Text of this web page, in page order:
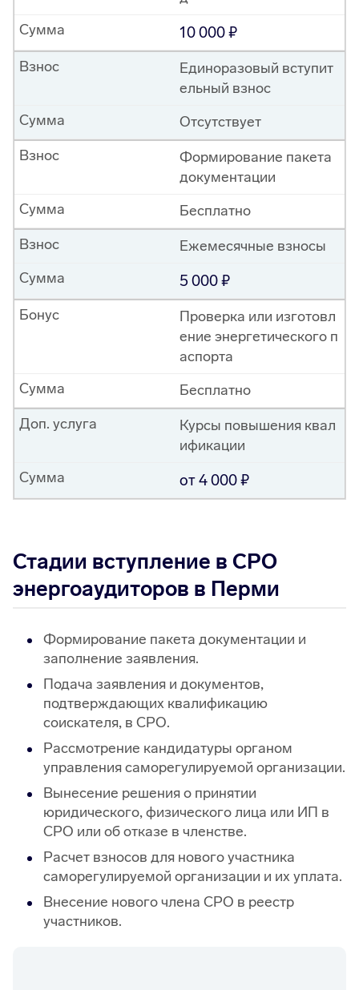
10 000
Сумма
Единоразовый вступит
ельный взнос
Взнос
Отсутствует
Сумма
Формирование пакета
документации
Взнос
Бесплатно
Сумма
Ежемесячные взносы
Взнос
5 000
Сумма
Проверка или изготовл
ение энергетического п
аспорта
Бонус
Бесплатно
Сумма
Курсы повышения квал
ификации
Доп. услуга
от 4 000
Сумма
Стадии вступление в СРО
энергоаудиторов в Перми
Формирование пакета документации и
заполнение заявления.
Подача заявления и документов,
подтверждающих квалификацию
соискателя, в СРО.
Рассмотрение кандидатуры органом
управления саморегулируемой организации.
Вынесение решения о принятии
юридического, физического лица или ИП в
СРО или об отказе в членстве.
Расчет взносов для нового участника
саморегулируемой организации и их уплата.
Внесение нового члена СРО в реестр
участников.